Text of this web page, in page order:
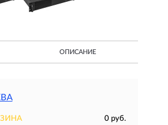
ОПИСАНИЕ
0 руб.